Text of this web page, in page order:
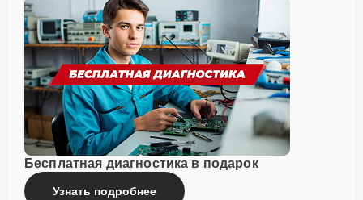
Бесплатная диагностика в подарок
Узнать подробнее